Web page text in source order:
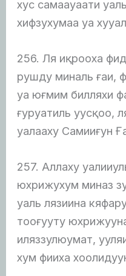
хус самаауаати
хифзухумаа уа
256. Ля иқрооха
рушду миналь ғаи,
уа юғмим билляхи
ғуруатиль уусқоо,
уалааху Самииғун
257. Аллаху
юхрижухум миназ
уаль лязиина
тооғууту
иляззулюумат,
хум фииха